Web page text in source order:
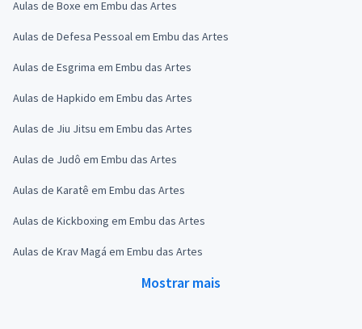
Aulas de Boxe em Embu das Artes
Aulas de Defesa Pessoal em Embu das Artes
Aulas de Esgrima em Embu das Artes
Aulas de Hapkido em Embu das Artes
Aulas de Jiu Jitsu em Embu das Artes
Aulas de Judô em Embu das Artes
Aulas de Karatê em Embu das Artes
Aulas de Kickboxing em Embu das Artes
Aulas de Krav Magá em Embu das Artes
Mostrar mais